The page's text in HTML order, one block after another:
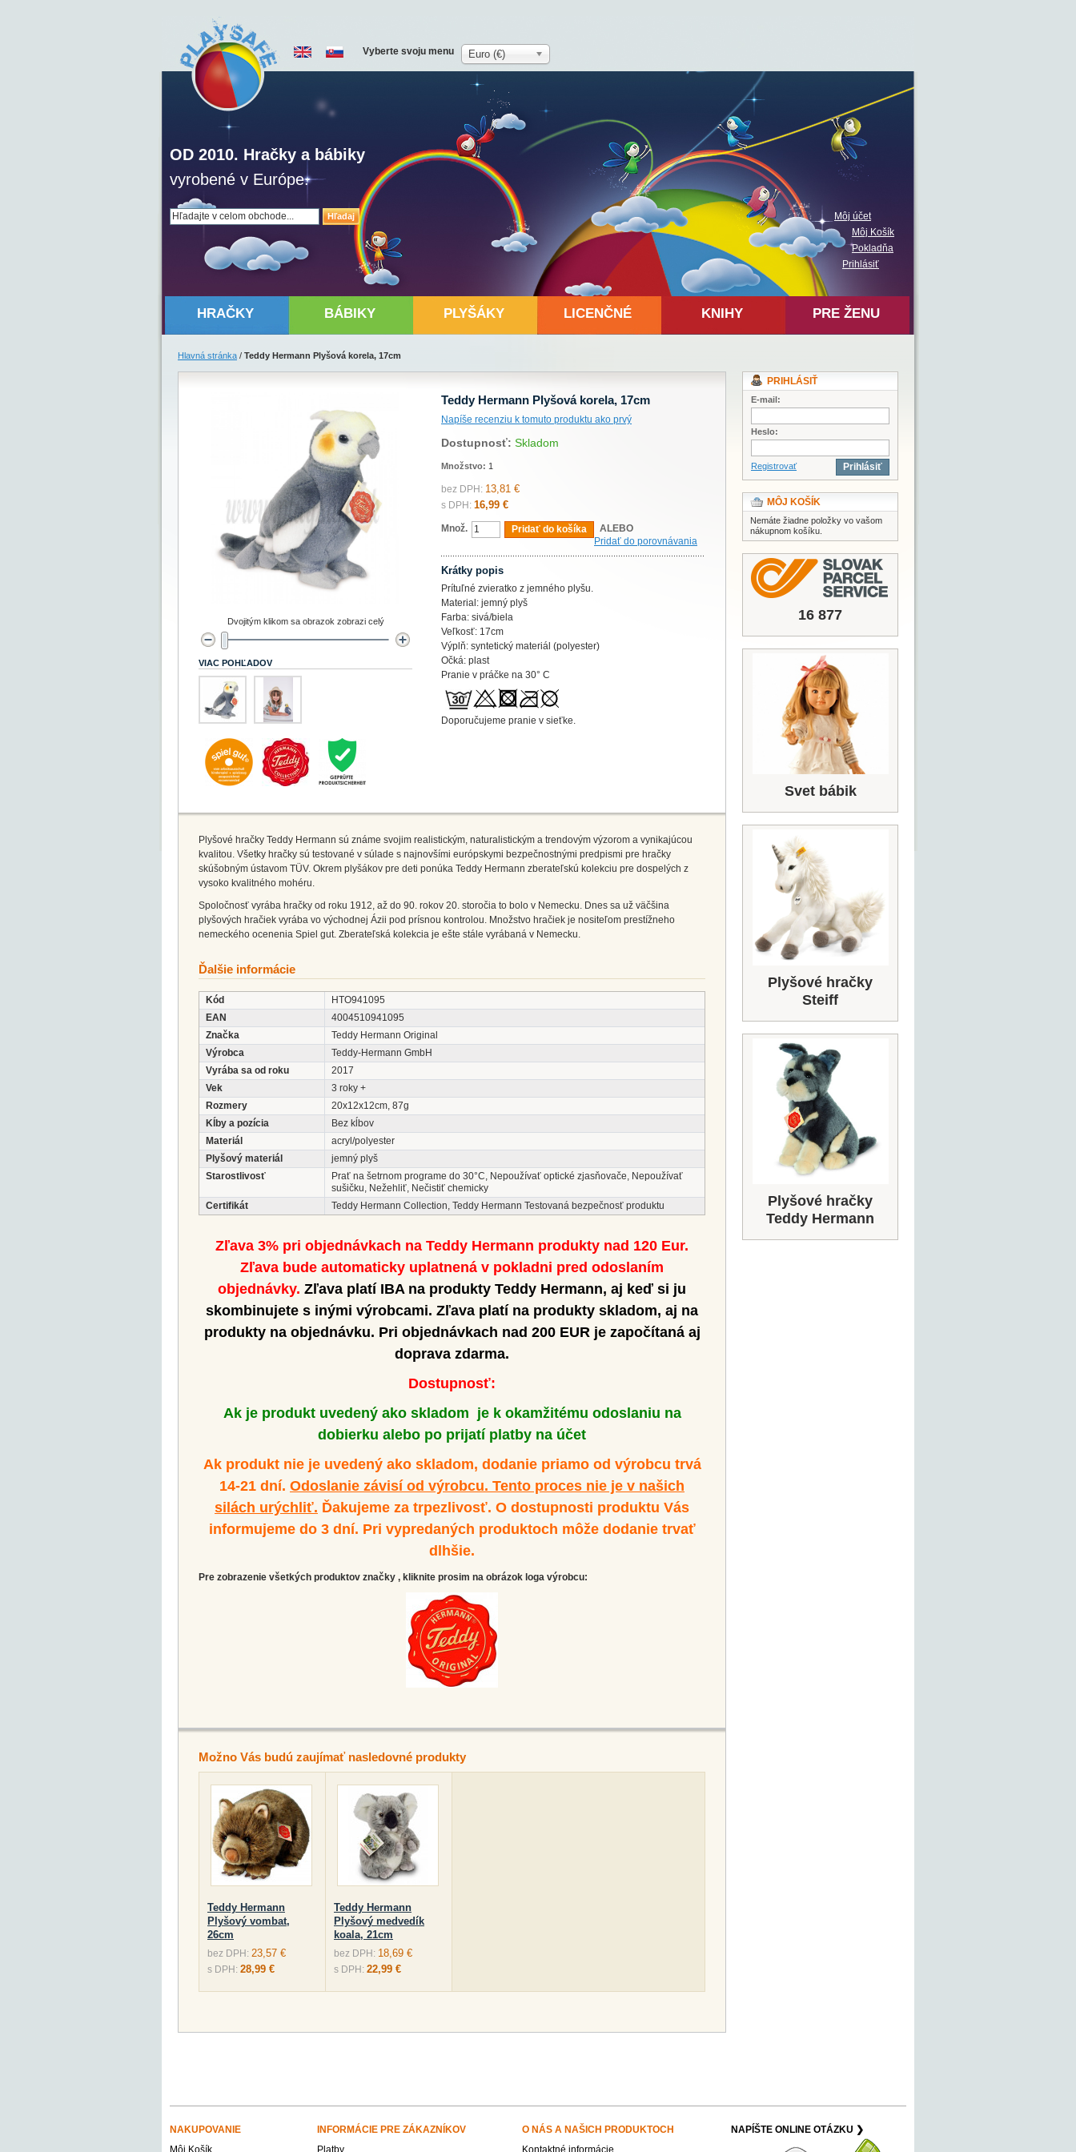
Hľadaj
OD 2010. Hračky a bábiky
vyrobené v Európe.
Môj účet
Môj Košík
Pokladňa
Prihlásiť
Vyberte svoju menu Euro (€)
HRAČKY BÁBIKY PLYŠÁKY LICENČNÉ KNIHY PRE ŽENU
Hlavná stránka / Teddy Hermann Plyšová korela, 17cm
Teddy Hermann Plyšová korela, 17cm
Napíše recenziu k tomuto produktu ako prvý
Dostupnosť: Skladom
Množstvo: 1
bez DPH: 13,81 €
s DPH: 16,99 €
Množ. Pridať do košíka
ALEBO
Pridať do porovnávania
Krátky popis
Prítuľné zvieratko z jemného plyšu.
Material: jemný plyš
Farba: sivá/biela
Veľkosť: 17cm
Výplň: syntetický materiál (polyester)
Očká: plast
Pranie v práčke na 30° C
Doporučujeme pranie v sieťke.
Dvojitým klikom sa obrazok zobrazi celý
VIAC POHĽADOV
Plyšové hračky Teddy Hermann sú známe svojim realistickým, naturalistickým a trendovým výzorom a vynikajúcou
kvalitou. Všetky hračky sú testované v súlade s najnovšími európskymi bezpečnostnými predpismi pre hračky
skúšobným ústavom TÜV. Okrem plyšákov pre deti ponúka Teddy Hermann zberateľskú kolekciu pre dospelých z
vysoko kvalitného mohéru.
Spoločnosť vyrába hračky od roku 1912, až do 90. rokov 20. storočia to bolo v Nemecku. Dnes sa už väčšina
plyšových hračiek vyrába vo východnej Ázii pod prísnou kontrolou. Množstvo hračiek je nositeľom prestížneho
nemeckého ocenenia Spiel gut. Zberateľská kolekcia je ešte stále vyrábaná v Nemecku.
Ďalšie informácie
Kód
HTO941095
EAN
4004510941095
Značka
Teddy Hermann Original
Výrobca
Teddy-Hermann GmbH
Vyrába sa od roku
2017
Vek
3 roky +
Rozmery
20x12x12cm, 87g
Kĺby a pozícia
Bez kĺbov
Materiál
acryl/polyester
Plyšový materiál
jemný plyš
Starostlivosť
Prať na šetrnom programe do 30°C, Nepoužívať optické zjasňovače, Nepoužívať
sušičku, Nežehliť, Nečistiť chemicky
Certifikát
Teddy Hermann Collection, Teddy Hermann Testovaná bezpečnosť produktu
Zľava 3% pri objednávkach na Teddy Hermann produkty nad 120 Eur.
Zľava bude automaticky uplatnená v pokladni pred odoslaním
objednávky. Zľava platí IBA na produkty Teddy Hermann, aj keď si ju
skombinujete s inými výrobcami. Zľava platí na produkty skladom, aj na
produkty na objednávku. Pri objednávkach nad 200 EUR je započítaná aj
doprava zdarma.
Dostupnosť:
Ak je produkt uvedený ako skladom je k okamžitému odoslaniu na
dobierku alebo po prijatí platby na účet
Ak produkt nie je uvedený ako skladom, dodanie priamo od výrobcu trvá
14-21 dní. Odoslanie závisí od výrobcu. Tento proces nie je v našich
silách urýchliť. Ďakujeme za trpezlivosť. O dostupnosti produktu Vás
informujeme do 3 dní. Pri vypredaných produktoch môže dodanie trvať
dlhšie.
Pre zobrazenie všetkých produktov značky , kliknite prosim na obrázok loga výrobcu:
Možno Vás budú zaujímať nasledovné produkty
Teddy Hermann
Plyšový vombat,
26cm
bez DPH: 23,57 €
s DPH: 28,99 €
Teddy Hermann
Plyšový medvedík
koala, 21cm
bez DPH: 18,69 €
s DPH: 22,99 €
PRIHLÁSIŤ
E-mail:
Heslo:
Registrovať Prihlásiť
MÔJ KOŠÍK
Nemáte žiadne položky vo vašom
nákupnom košíku.
16 877
Svet bábik
Plyšové hračky
Steiff
Plyšové hračky
Teddy Hermann
NAKUPOVANIE INFORMÁCIE PRE ZÁKAZNÍKOV O NÁS A NAŠICH PRODUKTOCH
NAPÍŠTE ONLINE OTÁZKU ❯
Môj Košík
Platby Kontaktné informácie